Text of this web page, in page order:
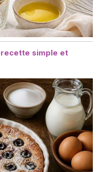
simple et